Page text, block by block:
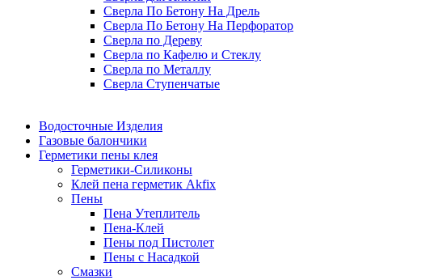
Сверла По Бетону На Дрель
Сверла По Бетону На Перфоратор
Сверла по Дереву
Сверла по Кафелю и Стеклу
Сверла по Металлу
Сверла Ступенчатые
Водосточные Изделия
Газовые балончики
Герметики пены клея
Герметики-Силиконы
Клей пена герметик Akfix
Пены
Пена Утеплитель
Пена-Клей
Пены под Пистолет
Пены с Насадкой
Смазки